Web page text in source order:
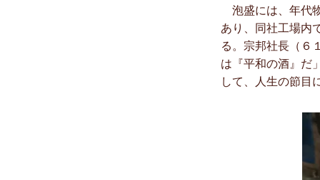
泡盛には、年代
あり、同社工場内
る。宗邦社長（６
は『平和の酒』だ
して、人生の節目